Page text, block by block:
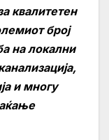
квалитетен
број
на локални
и многу